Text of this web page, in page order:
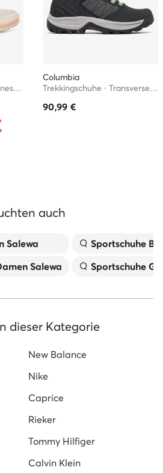
Upcourt 6 1072A107 · Fitnessschuhe
Columbia
Trekkingschuhe · Transverse 2077801 · Schwarz
90,99 €
auch
Salewa
Salewa
Sportschuhe
Sportschuhe
dieser Kategorie
New Balance
Nike
Caprice
Rieker
Tommy Hilfiger
Calvin Klein